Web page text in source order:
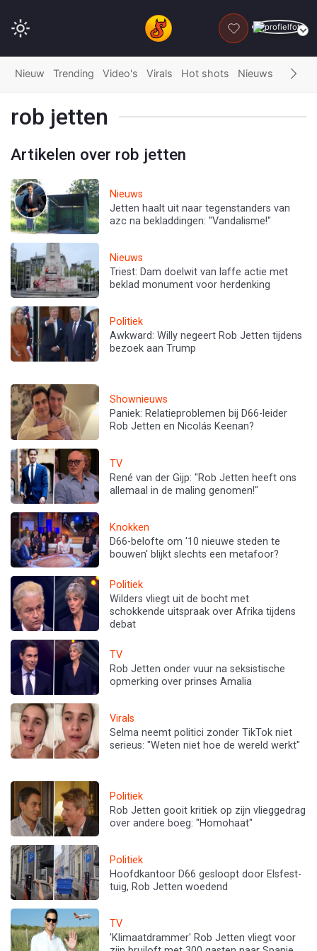
DONEER
Nieuw Trending Video's Virals Hot shots Nieuws Fails
rob jetten
Artikelen over rob jetten
Nieuws
Jetten haalt uit naar tegenstanders van
azc na bekladdingen: "Vandalisme!"
Nieuws
Triest: Dam doelwit van laffe actie met
beklad monument voor herdenking
Politiek
Awkward: Willy negeert Rob Jetten tijdens
bezoek aan Trump
Shownieuws
Paniek: Relatieproblemen bij D66-leider
Rob Jetten en Nicolás Keenan?
TV
René van der Gijp: "Rob Jetten heeft ons
allemaal in de maling genomen!"
Knokken
D66-belofte om '10 nieuwe steden te
bouwen' blijkt slechts een metafoor?
Politiek
Wilders vliegt uit de bocht met
schokkende uitspraak over Afrika tijdens
debat
TV
Rob Jetten onder vuur na seksistische
opmerking over prinses Amalia
Virals
Selma neemt politici zonder TikTok niet
serieus: "Weten niet hoe de wereld werkt"
Politiek
Rob Jetten gooit kritiek op zijn vlieggedrag
over andere boeg: "Homohaat"
Politiek
Hoofdkantoor D66 gesloopt door Elsfest-
tuig, Rob Jetten woedend
TV
'Klimaatdrammer' Rob Jetten vliegt voor